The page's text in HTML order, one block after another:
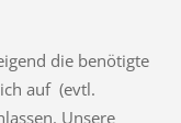
die benötigte
auf (evtl.
Unsere